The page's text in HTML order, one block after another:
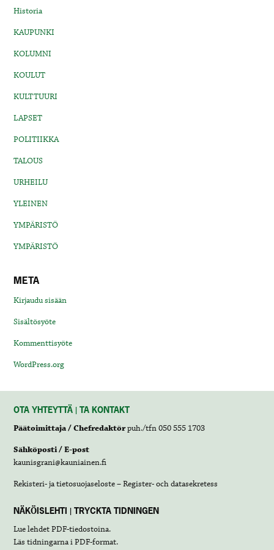
Historia
KAUPUNKI
KOLUMNI
KOULUT
KULTTUURI
LAPSET
POLITIIKKA
TALOUS
URHEILU
YLEINEN
YMPÄRISTÖ
YMPÄRISTÖ
META
Kirjaudu sisään
Sisältösyöte
Kommenttisyöte
WordPress.org
OTA YHTEYTTÄ | TA KONTAKT
Päätoimittaja / Chefredaktörpuh./tfn 050 555 1703
Sähköposti / E-post
kaunisgrani@kauniainen.fi
Rekisteri- ja tietosuojaseloste – Register- och datasekretess
NÄKÖISLEHTI | TRYCKTA TIDNINGEN
Lue lehdetPDF-tiedostoina.
Läs tidningarna iPDF-format.